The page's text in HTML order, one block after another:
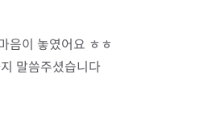
음이 놓였어요 ㅎㅎ
말씀주셨습니다